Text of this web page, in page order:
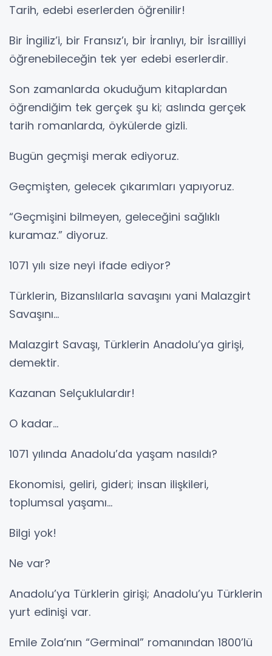
Tarih, edebi eserlerden öğrenilir!
Bir İngiliz’i, bir Fransız’ı, bir İranlıyı, bir İsrailliyi
öğrenebileceğin tek yer edebi eserlerdir.
Son zamanlarda okuduğum kitaplardan
öğrendiğim tek gerçek şu ki; aslında gerçek
tarih romanlarda, öykülerde gizli.
Bugün geçmişi merak ediyoruz.
Geçmişten, gelecek çıkarımları yapıyoruz.
“Geçmişini bilmeyen, geleceğini sağlıklı
kuramaz.” diyoruz.
1071 yılı size neyi ifade ediyor?
Türklerin, Bizanslılarla savaşını yani Malazgirt
Savaşını…
Malazgirt Savaşı, Türklerin Anadolu’ya girişi,
demektir.
Kazanan Selçuklulardır!
O kadar…
1071 yılında Anadolu’da yaşam nasıldı?
Ekonomisi, geliri, gideri; insan ilişkileri,
toplumsal yaşamı…
Bilgi yok!
Ne var?
Anadolu’ya Türklerin girişi; Anadolu’yu Türklerin
yurt edinişi var.
Emile Zola’nın “Germinal” romanından 1800’lü